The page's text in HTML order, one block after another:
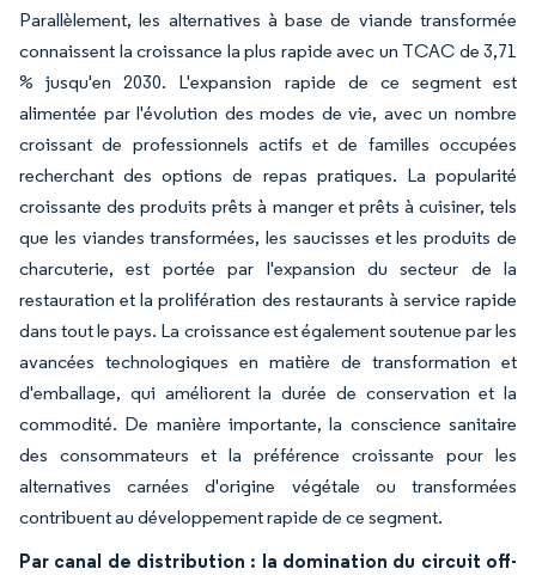
Parallèlement, les alternatives à base de viande transformée
connaissent la croissance la plus rapide avec un TCAC de 3,71
% jusqu'en 2030. L'expansion rapide de ce segment est
alimentée par l'évolution des modes de vie, avec un nombre
croissant de professionnels actifs et de familles occupées
recherchant des options de repas pratiques. La popularité
croissante des produits prêts à manger et prêts à cuisiner, tels
que les viandes transformées, les saucisses et les produits de
charcuterie, est portée par l'expansion du secteur de la
restauration et la prolifération des restaurants à service rapide
dans tout le pays. La croissance est également soutenue par les
avancées technologiques en matière de transformation et
d'emballage, qui améliorent la durée de conservation et la
commodité. De manière importante, la conscience sanitaire
des consommateurs et la préférence croissante pour les
alternatives carnées d'origine végétale ou transformées
contribuent au développement rapide de ce segment.
Par canal de distribution : la domination du circuit off-